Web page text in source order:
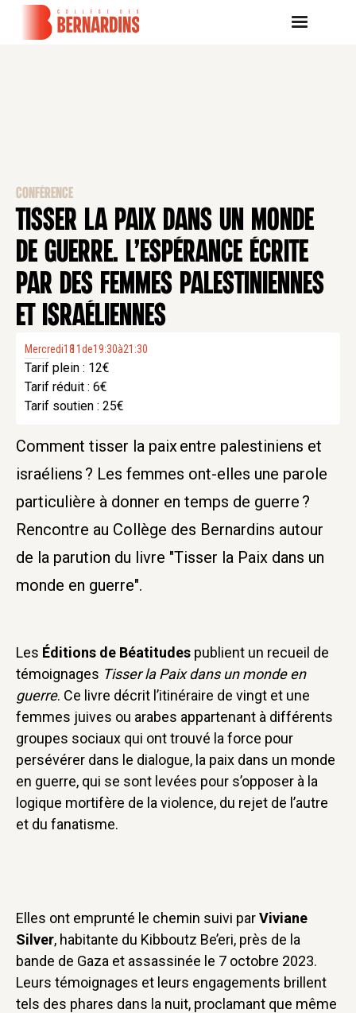
CONFÉRENCE
TISSER LA PAIX DANS UN MONDE
DE GUERRE. L’ESPÉRANCE ÉCRITE
PAR DES FEMMES PALESTINIENNES
ET ISRAÉLIENNES
Mercredi18.
11de19:30à21:30
Tarif plein : 12€
Tarif réduit : 6€
Tarif soutien : 25€
Comment tisser la paix entre palestiniens et
israéliens ? Les femmes ont-elles une parole
particulière à donner en temps de guerre ?
Rencontre au Collège des Bernardins autour
de la parution du livre "Tisser la Paix dans un
monde en guerre".
Les Éditions de Béatitudes publient un recueil de
témoignages Tisser la Paix dans un monde en
guerre. Ce livre décrit l’itinéraire de vingt et une
femmes juives ou arabes appartenant à différents
groupes sociaux qui ont trouvé la force pour
persévérer dans le dialogue, la paix dans un monde
en guerre, qui se sont levées pour s’opposer à la
logique mortifère de la violence, du rejet de l’autre
et du fanatisme.
Elles ont emprunté le chemin suivi parViviane
Silver, habitante du Kibboutz Be’eri, près de la
bande de Gaza et assassinée le 7 octobre 2023.
Leurs témoignages et leurs engagements brillent
tels des phares dans la nuit, proclamant que même